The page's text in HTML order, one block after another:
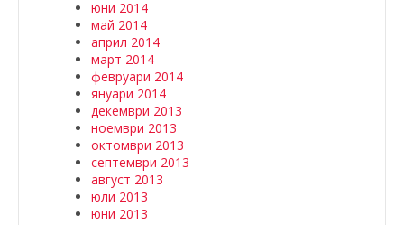
юни 2014
май 2014
април 2014
март 2014
февруари 2014
януари 2014
декември 2013
ноември 2013
октомври 2013
септември 2013
август 2013
юли 2013
юни 2013